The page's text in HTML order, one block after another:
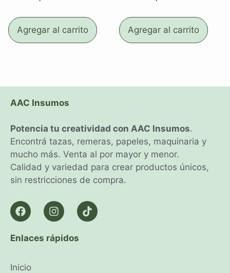
Agregar al carrito Agregar al carrito
AAC Insumos
Potencia tu creatividad con AAC Insumos.
Encontrá tazas, remeras, papeles, maquinaria y
mucho más. Venta al por mayor y menor.
Calidad y variedad para crear productos únicos,
sin restricciones de compra.
Enlaces rápidos
Inicio